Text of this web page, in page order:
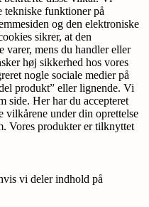
tekniske funktioner på
og den elektroniske
sikrer, at den
varer, mens du handler eller
høj sikkerhed hos vores
nogle sociale medier på
produkt” eller lignende. Vi
side. Her har du accepteret
vilkårene under din oprettelse
Vores produkter er tilknyttet
vi deler indhold på